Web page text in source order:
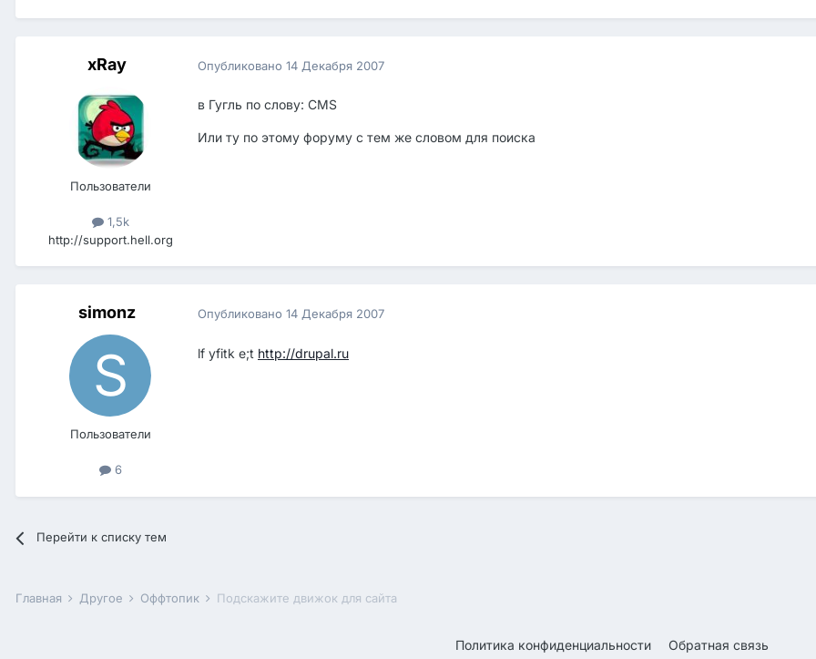
xRay
Пользователи
1,5k
http://support.hell.org
Опубликовано 14 Декабря 2007
в Гугль по слову: CMS
Или ту по этому форуму с тем же словом для поиска
simonz
Пользователи
6
Опубликовано 14 Декабря 2007
lf yfitk e;t http://drupal.ru
Перейти к списку тем
Главная Другое Оффтопик Подскажите движок для сайта
Политика конфиденциальности Обратная связь